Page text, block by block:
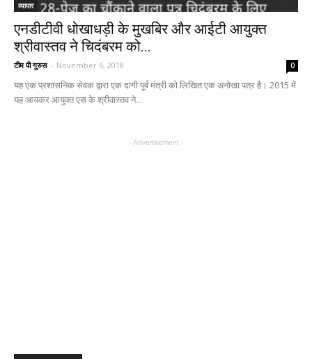
व्यापार
एनडीटीवी धोखाधड़ी के मुखबिर और आईटी आयुक्त
श्रीवास्तव ने चिदंबरम को...
टीम पी गुरुस - November 6, 2018 0
यह एक प्रशासनिक सेवक द्वारा एक दागी पूर्व मंत्री को लिखित एक अनोखा पत्र है। 2015 में
यह आयकर आयुक्त एस के श्रीवास्तव ने...
- Advertisement -